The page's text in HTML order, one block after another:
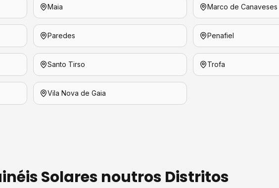
Maia Marco de Canaveses
Paredes Penafiel
Santo Tirso Trofa
Vila Nova de Gaia
Solares noutros Distritos